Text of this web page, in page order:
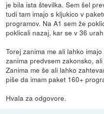
je bila ista številka. Sem šel
tudi tam imajo s kljukico v
programov. Na A1 sem že
poklicali nazaj, kar se v 36
Torej zanima me ali lahko
zanima predvsem zakonsko,
Zanima me še ali lahko
piše da imam paket 160+
Hvala za odgovore.